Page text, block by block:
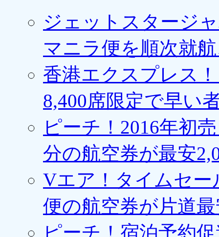
ジェットスタージ
マニラ便を順次就
香港エクスプレス
8,400席限定で早い
ピーチ！2016年初
分の航空券が最安
Vエア！タイムセー
便の航空券が片道最
ピーチ！宿泊予約